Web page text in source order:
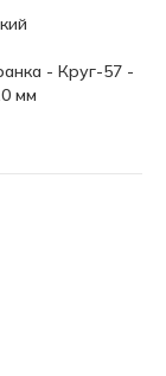
- Круг-57 -
мм